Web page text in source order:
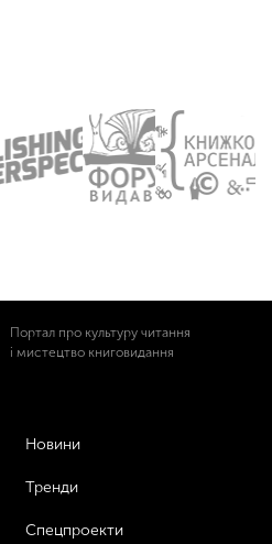
Портал про культуру читання
і мистецтво книговидання
Новини
Тренди
Спецпроекти